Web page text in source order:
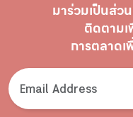
มาร่วมเป็นส่ว
ติดตาม
การตลาด